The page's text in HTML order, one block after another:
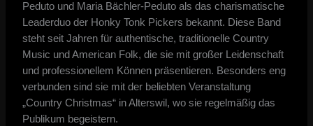
Peduto und Maria Bächler-Peduto als das charismatische
Leaderduo der Honky Tonk Pickers bekannt. Diese Band
steht seit Jahren für authentische, traditionelle Country
Music und American Folk, die sie mit großer Leidenschaft
und professionellem Können präsentieren. Besonders eng
verbunden sind sie mit der beliebten Veranstaltung
„Country Christmas“ in Alterswil, wo sie regelmäßig das
Publikum begeistern.